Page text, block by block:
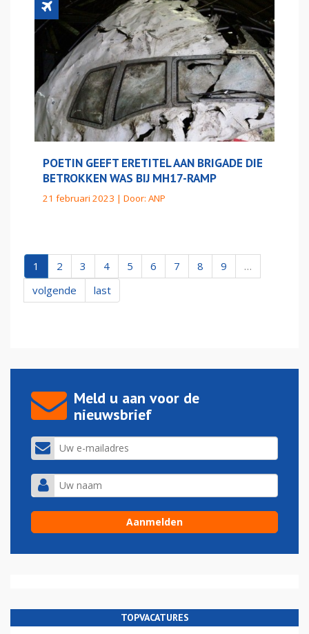
POETIN GEEFT ERETITEL AAN BRIGADE DIE
BETROKKEN WAS BIJ MH17-RAMP
21 februari 2023 | Door: ANP
1 2 3 4 5 6 7 8 9
…
volgende
last
Meld u aan voor de
nieuwsbrief
TOPVACATURES